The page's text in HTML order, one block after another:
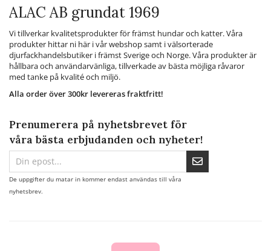
ALAC AB grundat 1969
Vi tillverkar kvalitetsprodukter för främst hundar och katter. Våra
produkter hittar ni här i vår webshop samt i välsorterade
djurfackhandelsbutiker i främst Sverige och Norge. Våra produkter är
hållbara och användarvänliga, tillverkade av bästa möjliga råvaror
med tanke på kvalité och miljö.
Alla order över 300kr levereras fraktfritt!
Prenumerera på nyhetsbrevet för
våra bästa erbjudanden och nyheter!
De uppgifter du matar in kommer endast användas till våra
nyhetsbrev.